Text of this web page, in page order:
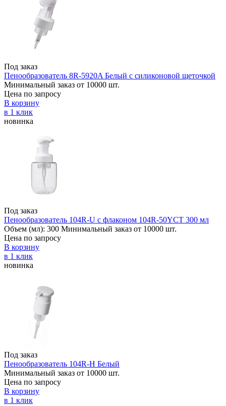
Под заказ
Пенообразователь 8R-5920A Белый с силиконовой щеточкой
Минимальный заказ от 10000 шт.
Цена по запросу
В корзину
в 1 клик
новинка
Под заказ
Пенообразователь 104R-U с флаконом 104R-50YCT 300 мл
Объем (мл): 300 Минимальный заказ от 10000 шт.
Цена по запросу
В корзину
в 1 клик
новинка
Под заказ
Пенообразователь 104R-H Белый
Минимальный заказ от 10000 шт.
Цена по запросу
В корзину
в 1 клик